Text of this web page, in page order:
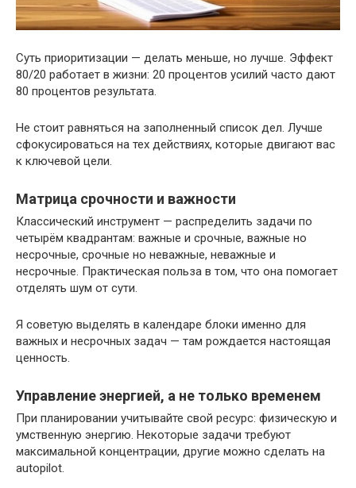
Суть приоритизации — делать меньше, но лучше. Эффект
80/20 работает в жизни: 20 процентов усилий часто дают
80 процентов результата.
Не стоит равняться на заполненный список дел. Лучше
сфокусироваться на тех действиях, которые двигают вас
к ключевой цели.
Матрица срочности и важности
Классический инструмент — распределить задачи по
четырём квадрантам: важные и срочные, важные но
несрочные, срочные но неважные, неважные и
несрочные. Практическая польза в том, что она помогает
отделять шум от сути.
Я советую выделять в календаре блоки именно для
важных и несрочных задач — там рождается настоящая
ценность.
Управление энергией, а не только временем
При планировании учитывайте свой ресурс: физическую и
умственную энергию. Некоторые задачи требуют
максимальной концентрации, другие можно сделать на
autopilot.